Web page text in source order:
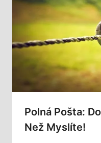
Polná Pošta:
Než Myslíte!